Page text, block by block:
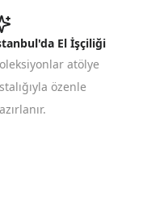
El İşçiliği
atölye
özenle